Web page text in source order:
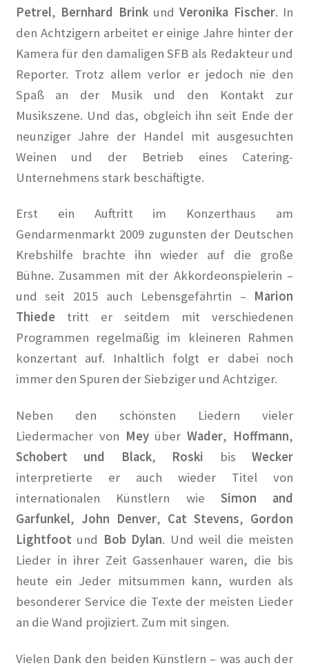
Berlin will Wilmersdorfer Künstlerkolonie
zurückkaufen in Berliner Morgenpost
Berlins kleines Hollywood in Berliner Morgenpost
Bewohner leiden unter Mieterhöhungen Berlin soll
Wohnsiedlung Künstlerkolonie kaufen in Berliner
Zeitung
Das Quartier der Lebenskünstler in Wilmersdorf in
Demo für mehr Mieterschutz zieht durch Wilmersdorf
in Berliner Morgenpost
Der Kiez der Kreativen in Berliner Woche
2019
Die Hungerburg in Die Zeit
Die Künstlerkolonie in Wilmersdorf in Qiez
Die Rote Tintenburg – Lebendige Vergangenheit in Paul
Klinger Report
Die rote Zelle vom Laubenheimer Platz in Der
Tagesspiegel
Engagiert gegen das Vergessen und für die Zukunft der
Künstlerkolonie in Gazette Wilmersdorf März 2019
Ernst und Günther Paulus: Stein oder nicht Stein in Der
Tagesspiegel
Petrel, Bernhard BrinkundVeronika Fischer. In
den Achtzigern arbeitet er einige Jahre hinter der
Kamera für den damaligen SFB als Redakteur und
Reporter. Trotz allem verlor er jedoch nie den
Spaß an der Musik und den Kontakt zur
Musikszene. Und das, obgleich ihn seit Ende der
neunziger Jahre der Handel mit ausgesuchten
Weinen und der Betrieb eines Catering-
Unternehmens stark beschäftigte.
Erst ein Auftritt im Konzerthaus am
Gendarmenmarkt 2009 zugunsten der Deutschen
Krebshilfe brachte ihn wieder auf die große
Bühne. Zusammen mit der Akkordeonspielerin –
und seit 2015 auch Lebensgefährtin – Marion
Thiedetritt er seitdem mit verschiedenen
Programmen regelmäßig im kleineren Rahmen
konzertant auf. Inhaltlich folgt er dabei noch
immer den Spuren der Siebziger und Achtziger.
Neben den schönsten Liedern vieler
Liedermacher von MeyüberWader, Hoffmann,
Schobert und Black, Roski bisWecker
interpretierte er auch wieder Titel von
internationalen Künstlern wie Simon and
Garfunkel, John Denver, Cat Stevens, Gordon
Lightfoot und Bob Dylan. Und weil die meisten
Lieder in ihrer Zeit Gassenhauer waren, die bis
heute ein Jeder mitsummen kann, wurden als
besonderer Service die Texte der meisten Lieder
an die Wand projiziert. Zum mit singen.
Vielen Dank den beiden Künstlern – was auch der